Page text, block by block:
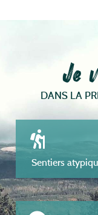
Je
DANS LA
Sentiers